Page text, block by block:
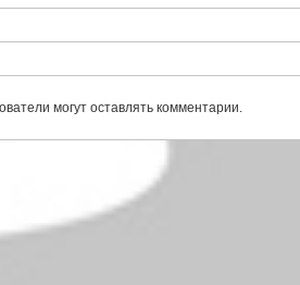
могут оставлять комментарии.